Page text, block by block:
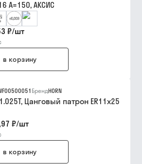
A=150, АКСИС
₽/шт
в корзину
БрендHORN
Цанговый патрон ER11x25
₽/шт
в корзину